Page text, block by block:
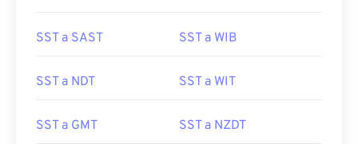
SST a SAST SST a WIB
SST a NDT SST a WIT
SST a GMT SST a NZDT